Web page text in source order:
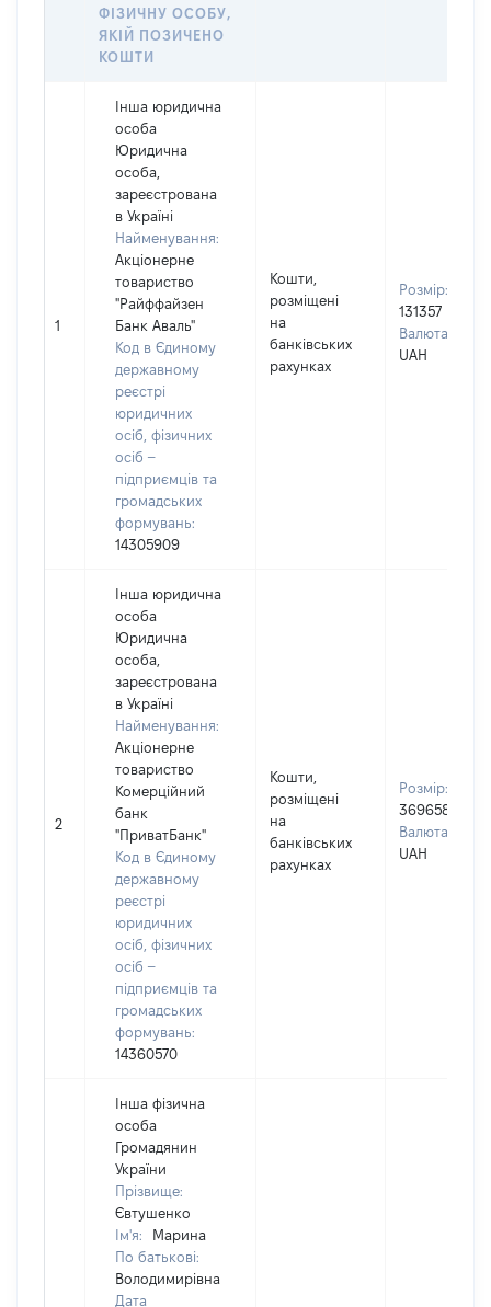
ФІЗИЧНУ ОСОБУ,
ЯКІЙ ПОЗИЧЕНО
КОШТИ
1
Інша юридична
особа
Юридична
особа,
зареєстрована
в Україні
Найменування:
Акціонерне
товариство
"Райффайзен
Банк Аваль"
Код в Єдиному
державному
реєстрі
юридичних
осіб, фізичних
осіб –
підприємців та
громадських
формувань:
14305909
Кошти,
розміщені
на
банківських
рахунках
Розмір:
131357
Валюта:
UAH
2
Інша юридична
особа
Юридична
особа,
зареєстрована
в Україні
Найменування:
Акціонерне
товариство
Комерційний
банк
"ПриватБанк"
Код в Єдиному
державному
реєстрі
юридичних
осіб, фізичних
осіб –
підприємців та
громадських
формувань:
14360570
Кошти,
розміщені
на
банківських
рахунках
Розмір:
369658
Валюта:
UAH
Інша фізична
особа
Громадянин
України
Прізвище:
Євтушенко
Ім'я:
Марина
По батькові:
Володимирівна
Дата